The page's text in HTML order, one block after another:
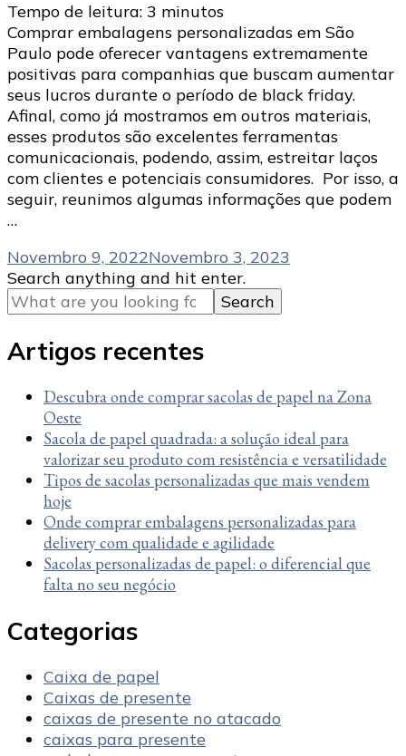
Tempo de leitura: 3 minutos
Comprar embalagens personalizadas em São
Paulo pode oferecer vantagens extremamente
positivas para companhias que buscam aumentar
seus lucros durante o período de black friday.
Afinal, como já mostramos em outros materiais,
esses produtos são excelentes ferramentas
comunicacionais, podendo, assim, estreitar laços
com clientes e potenciais consumidores. Por isso, a
seguir, reunimos algumas informações que podem
…
Novembro 9, 2022Novembro 3, 2023
Looking
for
Something?
Search anything and hit enter.
Artigos recentes
Descubra onde comprar sacolas de papel na Zona
Oeste
Sacola de papel quadrada: a solução ideal para
valorizar seu produto com resistência e versatilidade
Tipos de sacolas personalizadas que mais vendem
hoje
Onde comprar embalagens personalizadas para
delivery com qualidade e agilidade
Sacolas personalizadas de papel: o diferencial que
falta no seu negócio
Categorias
Caixa de papel
Caixas de presente
caixas de presente no atacado
caixas para presente